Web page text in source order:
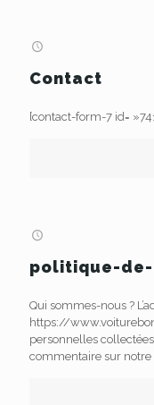
Contact
[contact-form-7 id=
politique-
Qui sommes-nous ?
https://
personnelles
commentaire sur notre